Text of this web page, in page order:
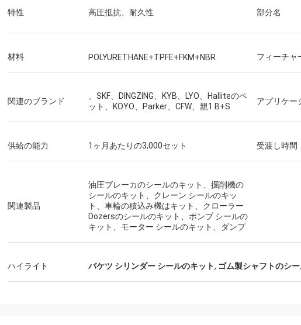
古い顧客、事は、代理店プロダクトです確
実な100%才顕著なコスト パフォーマンス
いつも通りまだあります。 速い船積みおよ
よい常に製造者および専門の
ことは、商品良質、私達将来
長いcoopertionをです。
特性 高圧抵抗、耐久性 部分名
材料 POLYURETHANE+TPFE+FKM+NBR フィーチャ
関連のブランド
、SKF、DINGZING、KYB、LYO、Halliteのペ
ット、KOYO、Parker、CFW、親1 B+S
アプリケー
供給の能力 1ヶ月あたりの3,000セット 受渡し時間
関連製品
油圧ブレーカのシールのキット、掘削機の
シールのキット、クレーン シールのキッ
ト、車輪の積込み機はキット、クローラー
Dozersのシールのキット、ポンプ シールの
キット、モーター シールのキット、ダンプ
ハイライト バケツ シリンダー シールのキット, ゴム製シャフトのシ